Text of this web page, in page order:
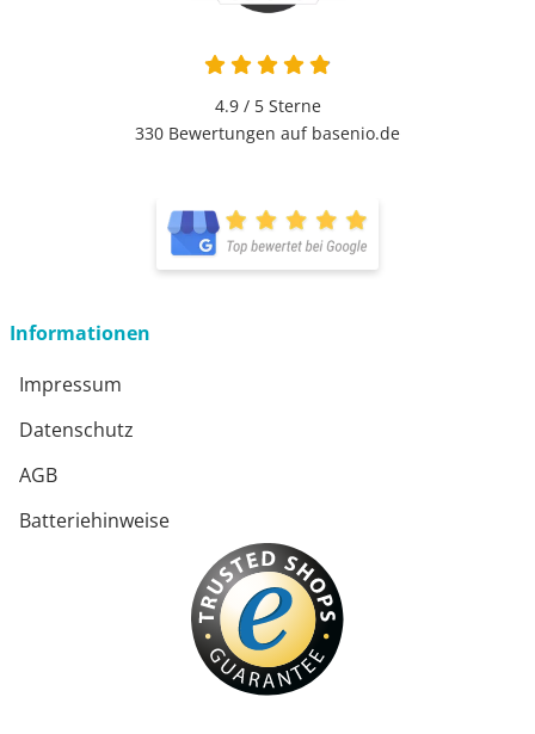
4.9 / 5Sterne
330 Bewertungen auf basenio.de
Informationen
Impressum
Datenschutz
AGB
Batteriehinweise